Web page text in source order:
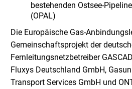
bestehenden Ostsee-
(OPAL)
Die Europäische Gas-
Gemeinschaftsprojekt der
Fernleitungsnetzbetreiber
Fluxys Deutschland GmbH,
Transport Services GmbH und